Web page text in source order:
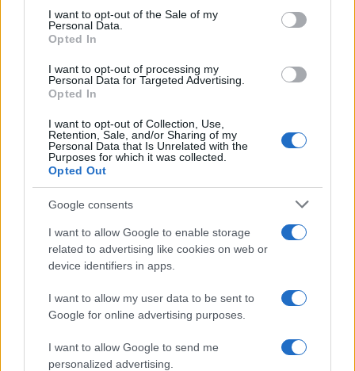
consent section.
I want to opt-out of the Sale of my
Personal Data.
Opted In
I want to opt-out of processing my
Personal Data for Targeted Advertising.
Opted In
I want to opt-out of Collection, Use,
Retention, Sale, and/or Sharing of my
Personal Data that Is Unrelated with the
Purposes for which it was collected.
Opted Out
Google consents
I want to allow Google to enable storage
related to advertising like cookies on web or
device identifiers in apps.
I want to allow my user data to be sent to
Google for online advertising purposes.
I want to allow Google to send me
personalized advertising.
Pieve Comics 2026: tutto ciò che devi sapere
sull’evento nerd di Perugia
Andrea Conforti · 6 Ago 2026
NERD NEWS